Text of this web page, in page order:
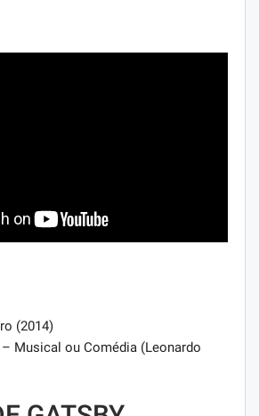
(2014)
Musical ou Comédia (Leonardo